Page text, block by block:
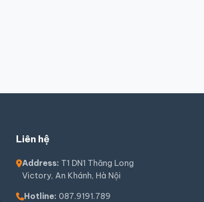
Liên hệ
Address: T1 DN1 Thăng Long
Victory, An Khánh, Hà Nội
Hotline: 087.9191.789